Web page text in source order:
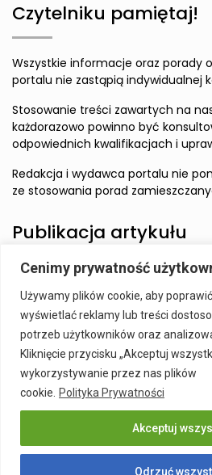
Cenimy prywatność
Używamy plików cookie, aby
wyświetlać reklamy lub treści
potrzeb użytkowników oraz
Kliknięcie przycisku „Akceptuj
wykorzystywanie przez nas plików
cookie. Polityka Prywatności
Odrzuć
Akceptuj
Czytelniku pamiętaj!
Wszystkie informacje oraz porady
portalu nie zastąpią indywidualnej
Stosowanie treści zawartych na
każdorazowo powinno być
odpowiednich kwalifikacjach i
Redakcja i wydawca portalu nie
ze stosowania porad
Publikacja artykułu
naszym serwisie.
Szczegóły: